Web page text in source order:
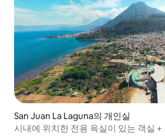
San Juan La Laguna의 개인실
시내에 위치한 전용 욕실이 있는 객실 +